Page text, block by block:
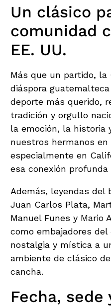
Un clásico
comunidad
EE. UU.
Más que un partido,
diáspora
deporte más querido,
tradición y orgullo
la emoción, la historia
nuestros hermanos en
especialmente en
esa conexión profunda
Además, leyendas del
Juan Carlos Plata,
Manuel Funes y Mario
como embajadores
nostalgia y mística a
ambiente de clásico
cancha.
Fecha, sede